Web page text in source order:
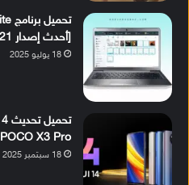
[أحدث إصدار 2021]
18 يوليو 2025
POCO X3 Pro مع شرح التثبيت
18 سبتمبر 2025